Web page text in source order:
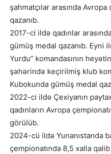
şahmatçılar arasında Avropa
qazanıb.
2017-ci ildə qadınlar
gümüş medal qazanıb. Eyni
Yurdu” komandasının
şəhərində keçirilmiş klub
Kubokunda gümüş medal
2022-ci ildə Çexiyanın
qadınların Avropa
görülüb.
2024-cü ildə Yunanıstanda
çempionatında 8,5 xalla